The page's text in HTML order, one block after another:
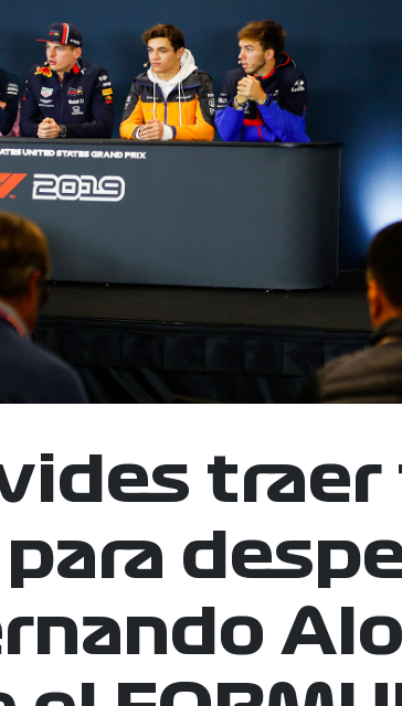
EXPOSICIÓN
CAMPEONATO
PATROCINADORES
LEGALES TICKETMASTER
traer